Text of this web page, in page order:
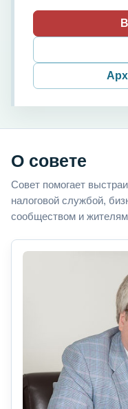
О совете
Совет помогает
налоговой службой,
сообществом и